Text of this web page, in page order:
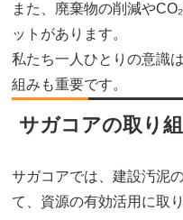
また、廃棄物の削減や
ットがあります。
私たち一人ひとりの意識
組みも重要です。
サガコアの取り
サガコアでは、建設汚泥
て、資源の有効活用に取